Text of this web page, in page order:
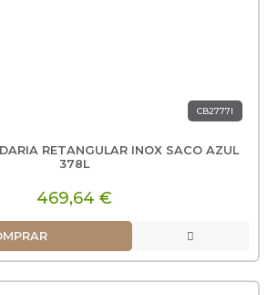
CB2777I
RETANGULAR INOX SACO AZUL
378L
469,64 €